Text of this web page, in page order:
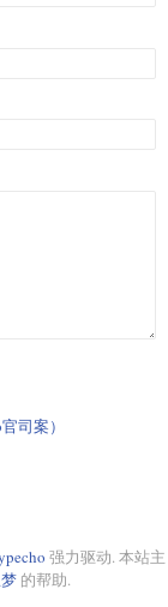
司案）
强力驱动. 本站主
的帮助.